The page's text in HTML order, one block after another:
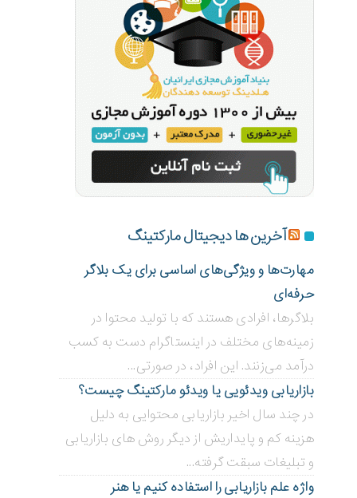
آخرین ها دیجیتال مارکتینگ
مهارت‌ها و ویژگی‌های اساسی برای یک بلاگر
حرفه‌ای
بلاگر‌ها، افرادی هستند که با تولید محتوا در
زمینه‌های مختلف در اینستاگرام دست به کسب
درآمد می‌زنند. این افراد، در صورتی...
بازاریابی ویدئویی ‌یا ویدئو مارکتینگ چیست؟
در چند سال اخیر بازاریابی محتوایی به دلیل
هزینه کم و پایداریش از دیگر روش های بازاریابی
و تبلیغات سبقت گرفته...
واژه علم بازاریابی را استفاده کنیم یا هنر